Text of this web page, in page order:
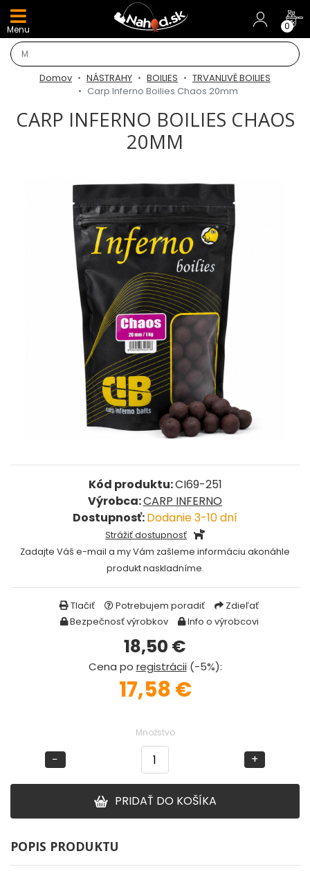
Menu 0
Domov NÁSTRAHY BOILIES
TRVANLIVÉ BOILIES
Carp Inferno Boilies Chaos 20mm
CARP INFERNO BOILIES CHAOS
20MM
Kód produktu:CI69-251
Výrobca:CARP INFERNO
Dostupnosť:Dodanie 3-10 dní
Strážiť dostupnosť
Zadajte Váš e-mail a my Vám zašleme informáciu akonáhle
produkt naskladníme.
Tlačiť Potrebujem poradiť
Zdieľať
Bezpečnosť výrobkov
Info o výrobcovi
18,50 €
Cena po registrácii (-5%):
17,58 €
Množstvo
− +
PRIDAŤ DO KOŠÍKA
POPIS PRODUKTU
DARČEKY A AKCIE
TOP AKCIE
Odporúčame
AKCIOVÝ CAMPING
PRÚTY
KAPROVÉ PRÚTY
FEEDER PRÚTY
TELESKOPICKÉ PRÚTY
SUMCOVÉ A MORSKÉ PRÚTY
BIČE A DELIČKY
SPODOVÉ A MARKEROVACIE PRÚTY
FEEDER ŠPIČKY
CESTOVNÉ PRÚTY
DOPLNKY K PRÚTOM
Udice na dierky
NAVIJAKY
PREDNÁ BRZDA
MULTIPLIKÁTORY